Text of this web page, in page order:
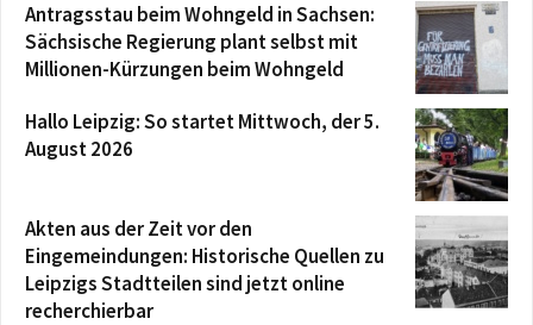
Antragsstau beim Wohngeld in Sachsen:
Sächsische Regierung plant selbst mit
Millionen-Kürzungen beim Wohngeld
Hallo Leipzig: So startet Mittwoch, der 5.
August 2026
Akten aus der Zeit vor den
Eingemeindungen: Historische Quellen zu
Leipzigs Stadtteilen sind jetzt online
recherchierbar